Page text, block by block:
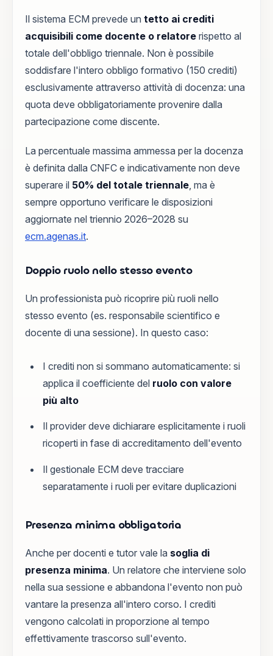
Il sistema ECM prevede un tetto ai crediti
acquisibili come docente o relatore rispetto al
totale dell'obbligo triennale. Non è possibile
soddisfare l'intero obbligo formativo (150 crediti)
esclusivamente attraverso attività di docenza: una
quota deve obbligatoriamente provenire dalla
partecipazione come discente.
La percentuale massima ammessa per la docenza
è definita dalla CNFC e indicativamente non deve
superare il 50% del totale triennale , ma è
sempre opportuno verificare le disposizioni
aggiornate nel triennio 2026–2028 su
ecm.agenas.it.
Doppio ruolo nello stesso evento
Un professionista può ricoprire più ruoli nello
stesso evento (es. responsabile scientifico e
docente di una sessione). In questo caso:
I crediti non si sommano automaticamente: si
applica il coefficiente del ruolo con valore
più alto
Il provider deve dichiarare esplicitamente i ruoli
ricoperti in fase di accreditamento dell'evento
Il gestionale ECM deve tracciare
separatamente i ruoli per evitare duplicazioni
Presenza minima obbligatoria
Anche per docenti e tutor vale la soglia di
presenza minima. Un relatore che interviene solo
nella sua sessione e abbandona l'evento non può
vantare la presenza all'intero corso. I crediti
vengono calcolati in proporzione al tempo
effettivamente trascorso sull'evento.